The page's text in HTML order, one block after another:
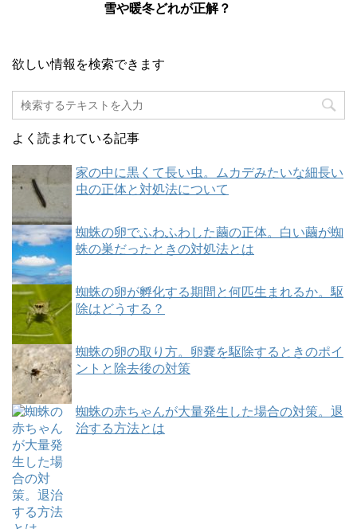
雪や暖冬どれが正解？
欲しい情報を検索できます
よく読まれている記事
家の中に黒くて長い虫。ムカデみたいな細長い
虫の正体と対処法について
蜘蛛の卵でふわふわした繭の正体。白い繭が蜘
蛛の巣だったときの対処法とは
蜘蛛の卵が孵化する期間と何匹生まれるか。駆
除はどうする？
蜘蛛の卵の取り方。卵嚢を駆除するときのポイ
ントと除去後の対策
蜘蛛の赤ちゃんが大量発生した場合の対策。退
治する方法とは